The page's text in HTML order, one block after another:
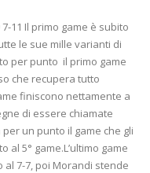
11 Il primo game è subito
le sue mille varianti di
per punto il primo game
che recupera tutto
finiscono nettamente a
di essere chiamate
un punto il game che gli
5° game.L’ultimo game
7-7, poi Morandi stende